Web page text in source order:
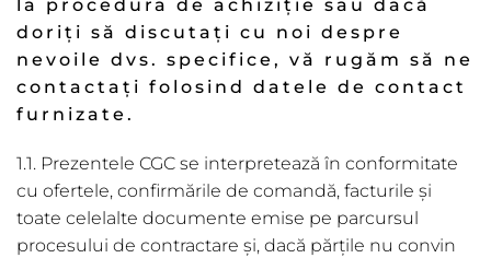
la procedura de achiziție sau dacă
doriți să discutați cu noi despre
nevoile dvs. specifice, vă rugăm să ne
contactați folosind datele de contact
furnizate.
1.1. Prezentele CGC se interpretează în conformitate
cu ofertele, confirmările de comandă, facturile și
toate celelalte documente emise pe parcursul
procesului de contractare și, dacă părțile nu convin